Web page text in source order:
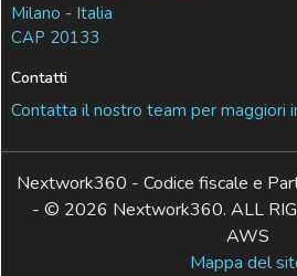
Milano - Italia
CAP 20133
Contatti
Contatta il nostro team per maggiori
Nextwork360 - Codice fiscale e
- © 2026 Nextwork360. ALL
AWS
Mappa del